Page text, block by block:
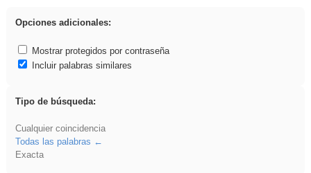
Opciones adicionales:
Mostrar protegidos por contraseña
Incluir palabras similares
Tipo de búsqueda:
Cualquier coincidencia
Todas las palabras
Exacta